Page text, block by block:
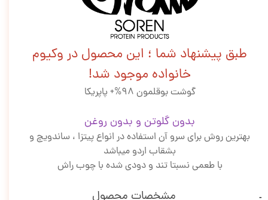
طبق پیشنهاد شما ؛ این محصول در وکیوم
خانواده موجود شد!
گوشت بوقلمون 98%+ پاپریکا
بدون گلوتن و بدون روغن
بهترین روش برای سرو آن استفاده در انواع پیتزا ، ساندویچ و
بشقاب اردو میباشد
با طعمی نسبتا تند و دودی شده با چوب راش